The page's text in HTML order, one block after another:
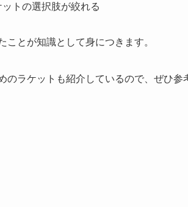
ットの選択肢が絞れる
ことが知識として身につきます。
のラケットも紹介しているので、ぜひ参